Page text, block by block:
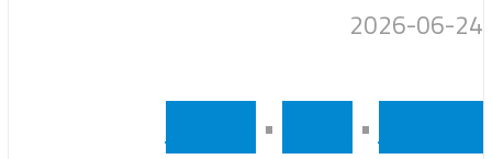
2026-06-24
•
•